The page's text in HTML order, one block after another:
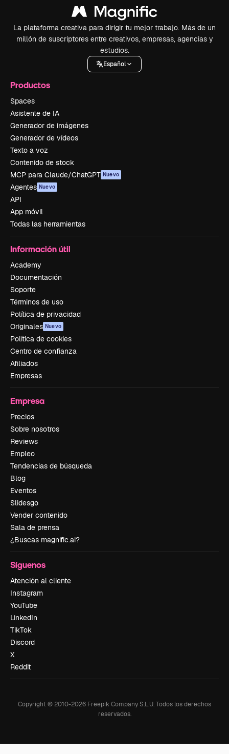
La plataforma creativa para dirigir tu mejor trabajo. Más de un
millón de suscriptores entre creativos, empresas, agencias y
estudios.
Español
Productos
Spaces
Asistente de IA
Generador de imágenes
Generador de vídeos
Texto a voz
Contenido de stock
MCP para Claude/ChatGPT Nuevo
Agentes Nuevo
API
App móvil
Todas las herramientas
Información útil
Academy
Documentación
Soporte
Términos de uso
Política de privacidad
Originales Nuevo
Política de cookies
Centro de confianza
Afiliados
Empresas
Empresa
Precios
Sobre nosotros
Reviews
Empleo
Tendencias de búsqueda
Blog
Eventos
Slidesgo
Vender contenido
Sala de prensa
¿Buscas magnific.ai?
Síguenos
Atención al cliente
Instagram
YouTube
LinkedIn
TikTok
Discord
X
Reddit
Copyright © 2010-2026 Freepik Company S.L.U.Todos los derechos
reservados.